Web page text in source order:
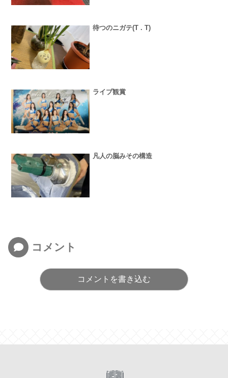
待つのニガテ(T . T)
ライブ観賞
凡人の脳みその構造
コメント
コメントを書き込む